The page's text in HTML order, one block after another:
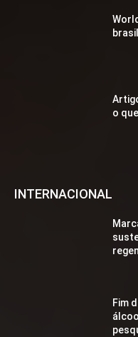
o
INTERNACIONAL
Fim